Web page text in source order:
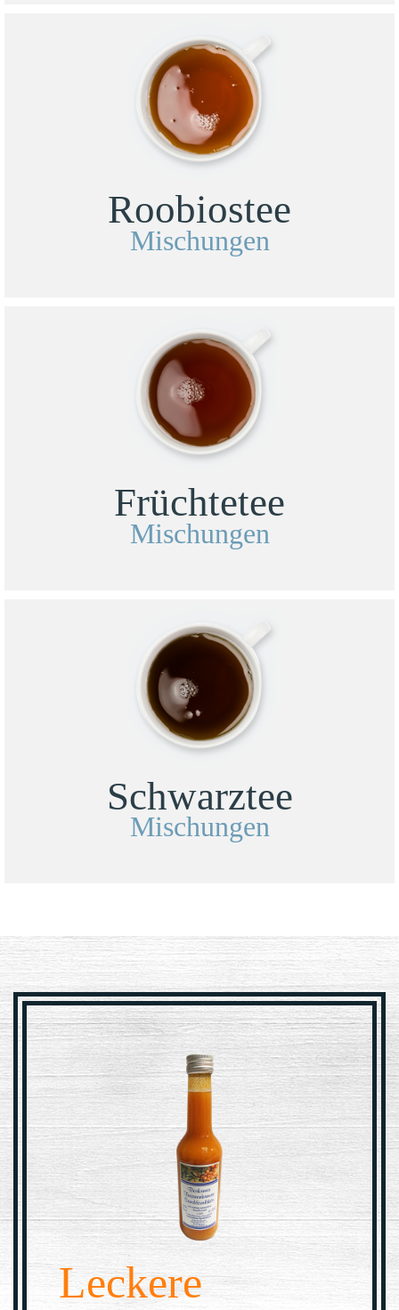
Roobiostee
Mischungen
Früchtetee
Mischungen
Schwarztee
Mischungen
Leckere